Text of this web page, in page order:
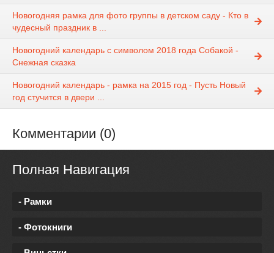
Новогодняя рамка для фото группы в детском саду - Кто в
чудесный праздник в ...
Новогодний календарь с символом 2018 года Собакой -
Снежная сказка
Новогодний календарь - рамка на 2015 год - Пусть Новый
год стучится в двери ...
Комментарии (0)
Полная Навигация
- Рамки
- Фотокниги